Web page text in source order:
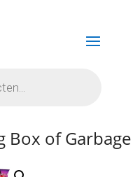
Box of Garbage